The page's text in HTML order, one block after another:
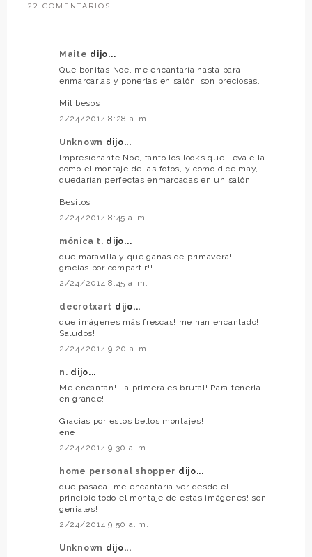
22 COMENTARIOS
Maite dijo...
Que bonitas Noe, me encantaría hasta para
enmarcarlas y ponerlas en salón, son preciosas.
Mil besos
2/24/2014 8:28 a. m.
Unknown dijo...
Impresionante Noe, tanto los looks que lleva ella
como el montaje de las fotos, y como dice may,
quedarían perfectas enmarcadas en un salón
Besitos
2/24/2014 8:45 a. m.
mónica t. dijo...
qué maravilla y qué ganas de primavera!!
gracias por compartir!!
2/24/2014 8:45 a. m.
decrotxart dijo...
que imágenes más frescas! me han encantado!
Saludos!
2/24/2014 9:20 a. m.
n. dijo...
Me encantan! La primera es brutal! Para tenerla
en grande!
Gracias por estos bellos montajes!
ene
2/24/2014 9:30 a. m.
home personal shopper dijo...
qué pasada! me encantaría ver desde el
principio todo el montaje de estas imágenes! son
geniales!
2/24/2014 9:50 a. m.
Unknown dijo...